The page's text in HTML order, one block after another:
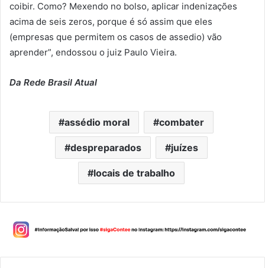
coibir. Como? Mexendo no bolso, aplicar indenizações
acima de seis zeros, porque é só assim que eles
(empresas que permitem os casos de assedio) vão
aprender”, endossou o juiz Paulo Vieira.
Da Rede Brasil Atual
assédio moral combater
despreparados juízes
locais de trabalho